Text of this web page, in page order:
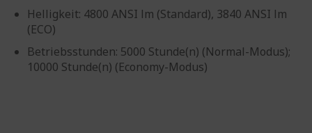
Helligkeit: 4800 ANSI lm (Standard), 3840 ANSI lm
(ECO)
Betriebsstunden: 5000 Stunde(n) (Normal-Modus);
10000 Stunde(n) (Economy-Modus)